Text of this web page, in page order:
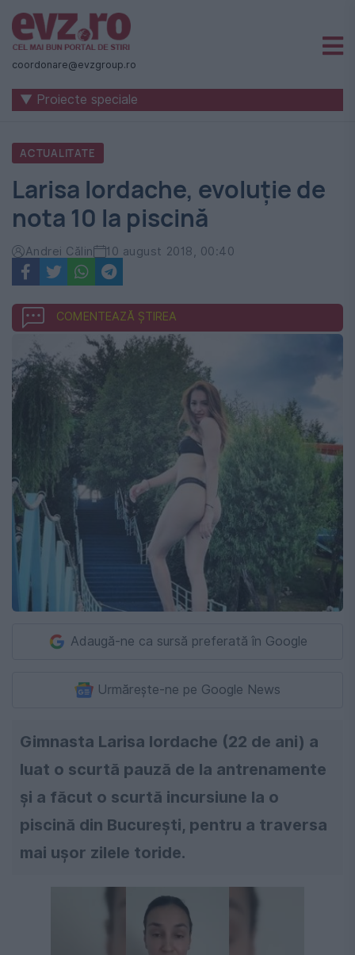
Știri
naționale
internaționale
România
-
Evenimentul
Zilei
coordonare@evzgroup.ro
▼ Proiecte speciale
ACTUALITATE
Larisa Iordache, evoluție de
nota 10 la piscină
Andrei Călin 10 august 2018, 00:40
COMENTEAZĂ ȘTIREA
Adaugă-ne ca sursă preferată în Google
Urmărește-ne pe Google News
Gimnasta Larisa Iordache (22 de ani) a
luat o scurtă pauză de la antrenamente
și a făcut o scurtă incursiune la o
piscină din București, pentru a traversa
mai ușor zilele toride.